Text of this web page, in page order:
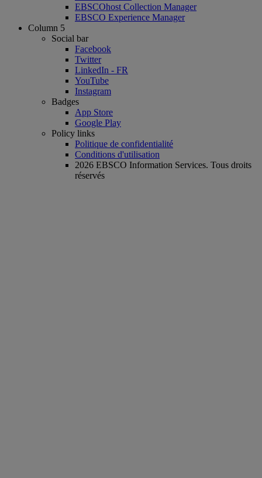
EBSCOhost Collection Manager
EBSCO Experience Manager
Column 5
Social bar
Facebook
Twitter
LinkedIn - FR
YouTube
Instagram
Badges
App Store
Google Play
Policy links
Politique de confidentialité
Conditions d'utilisation
2026 EBSCO Information Services. Tous droits
réservés